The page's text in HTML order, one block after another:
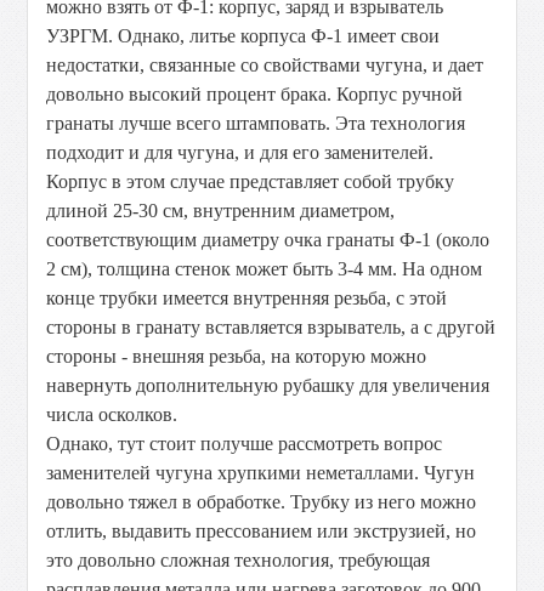
можно взять от Ф-1: корпус, заряд и взрыватель
УЗРГМ. Однако, литье корпуса Ф-1 имеет свои
недостатки, связанные со свойствами чугуна, и дает
довольно высокий процент брака. Корпус ручной
гранаты лучше всего штамповать. Эта технология
подходит и для чугуна, и для его заменителей.
Корпус в этом случае представляет собой трубку
длиной 25-30 см, внутренним диаметром,
соответствующим диаметру очка гранаты Ф-1 (около
2 см), толщина стенок может быть 3-4 мм. На одном
конце трубки имеется внутренняя резьба, с этой
стороны в гранату вставляется взрыватель, а с другой
стороны - внешняя резьба, на которую можно
навернуть дополнительную рубашку для увеличения
числа осколков.
Однако, тут стоит получше рассмотреть вопрос
заменителей чугуна хрупкими неметаллами. Чугун
довольно тяжел в обработке. Трубку из него можно
отлить, выдавить прессованием или экструзией, но
это довольно сложная технология, требующая